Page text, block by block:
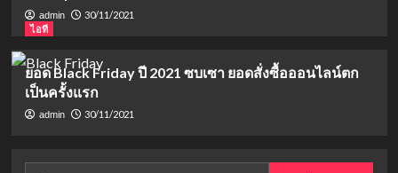
admin
30/11/2021
ไอที
ยอด Black Friday ปี 2021 ซบเซา ยอดสั่งซื้อออนไลน์ตก
เป็นครั้งแรก
admin 30/11/2021